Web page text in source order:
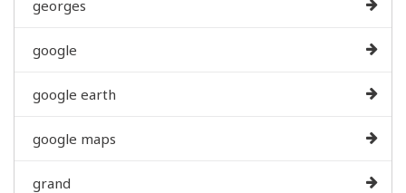
georges
google
google earth
google maps
grand